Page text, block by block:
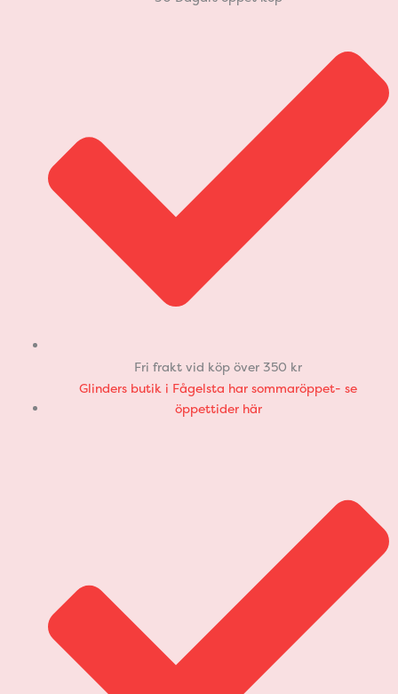
Fri frakt vid köp över 350 kr
Glinders butik i Fågelsta har sommaröppet- se
öppettider här